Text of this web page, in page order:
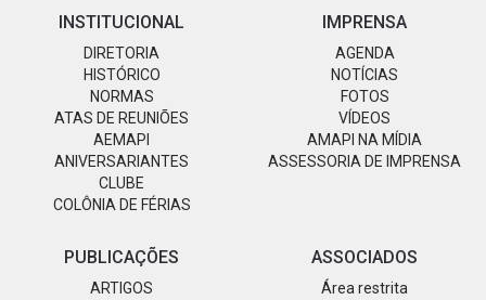
INSTITUCIONAL
DIRETORIA
HISTÓRICO
NORMAS
ATAS DE REUNIÕES
AEMAPI
ANIVERSARIANTES
CLUBE
COLÔNIA DE FÉRIAS
IMPRENSA
AGENDA
NOTÍCIAS
FOTOS
VÍDEOS
AMAPI NA MÍDIA
ASSESSORIA DE IMPRENSA
PUBLICAÇÕES
ARTIGOS
ASSOCIADOS
Área restrita